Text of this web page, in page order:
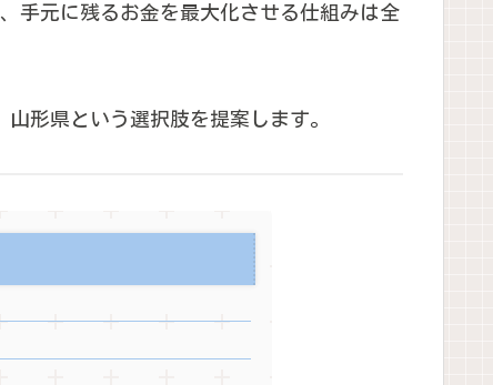
手元に残るお金を最大化させる仕組みは全
形県という選択肢を提案します。